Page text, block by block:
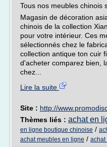
Tous nos meubles chinois
Magasin de décoration
chinois de la collection
pour votre intérieur. Ces
sélectionnés chez le
collection antique ton cuir
d'acheter comparez bien,
chez...
Lire la suite
Site : http://
Thèmes liés : achat en
en ligne boutique chinoise /
achat meubles en ligne / achat